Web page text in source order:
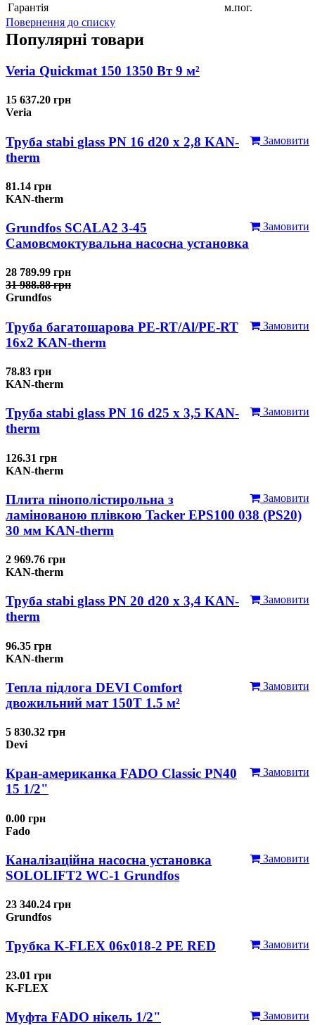
Гарантія
м.пог.
Повернення до списку
Популярні товари
Veria Quickmat 150 1350 Вт 9 м²
15 637.20 грн
Veria
Замовити
Труба stabi glass PN 16 d20 х 2,8 KAN-
therm
81.14 грн
KAN-therm
Замовити
Grundfos SCALA2 3-45
Самовсмоктувальна насосна установка
28 789.99 грн
31 988.88 грн
Grundfos
Замовити
Труба багатошарова PE-RT/Al/PE-RT
16x2 KAN-therm
78.83 грн
KAN-therm
Замовити
Труба stabi glass PN 16 d25 х 3,5 KAN-
therm
126.31 грн
KAN-therm
Замовити
Плита пінополістирольна з
ламінованою плівкою Tacker EPS100 038 (PS20)
30 мм KAN-therm
2 969.76 грн
KAN-therm
Замовити
Труба stabi glass PN 20 d20 х 3,4 KAN-
therm
96.35 грн
KAN-therm
Замовити
Тепла підлога DEVI Comfort
двожильний мат 150T 1.5 м²
5 830.32 грн
Devi
Замовити
Кран-американка FADO Classic PN40
15 1/2"
0.00 грн
Fado
Замовити
Каналізаційна насосна установка
SOLOLIFT2 WC-1 Grundfos
23 340.24 грн
Grundfos
Замовити
Трубка K-FLEX 06x018-2 РЕ RED
23.01 грн
K-FLEX
Замовити
Муфта FADO нікель 1/2"